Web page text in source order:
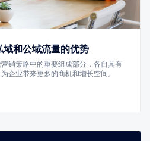
和公域流量的优势
销策略中的重要组成部分，各自具有
企业带来更多的商机和增长空间。